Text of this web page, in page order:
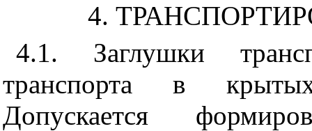
4.
4.1. Заглушки
транспорта в
Допускается